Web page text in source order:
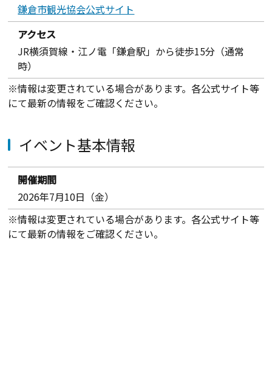
鎌倉市観光協会公式サイト
アクセス
JR横須賀線・江ノ電「鎌倉駅」から徒歩15分（通常
時）
※情報は変更されている場合があります。各公式サイト等
にて最新の情報をご確認ください。
イベント基本情報
開催期間
2026年7月10日（金）
※情報は変更されている場合があります。各公式サイト等
にて最新の情報をご確認ください。